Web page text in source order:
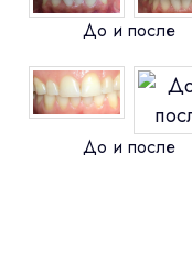
До и после
До и после